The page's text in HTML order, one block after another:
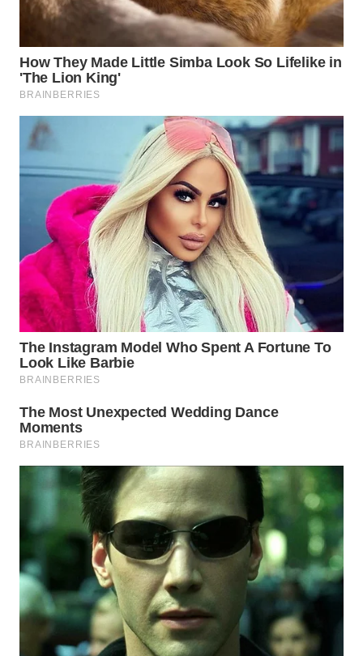
WN
WN
DEPOK
UTARA
WN
SAMOSIR
WN
PADANG
LAWAS
WN
SUMEDANG
WN
CIANJUR
WN
KEPULAUAN
SERIBU
TANGERANG
WN
BINJAI